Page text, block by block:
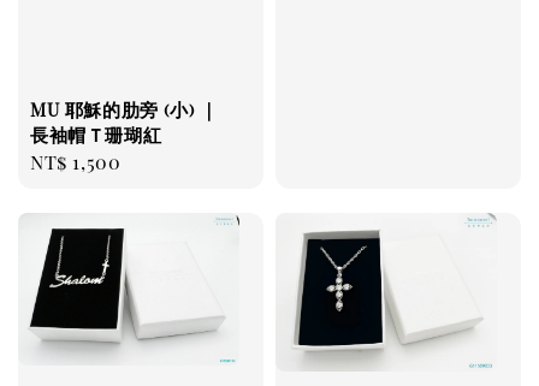
MU 耶穌的肋旁 (小) ｜
長袖帽Ｔ珊瑚紅
Regular
NT$ 1,500